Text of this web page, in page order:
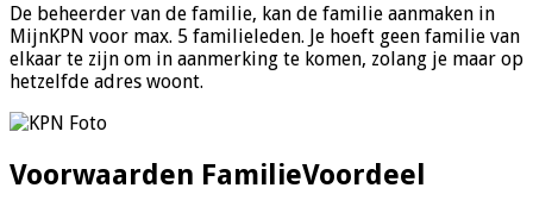
De beheerder van de familie, kan de familie aanmaken in
MijnKPN voor max. 5 familieleden. Je hoeft geen familie van
elkaar te zijn om in aanmerking te komen, zolang je maar op
hetzelfde adres woont.
Voorwaarden FamilieVoordeel